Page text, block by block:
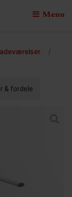
Menu
/
& fordele